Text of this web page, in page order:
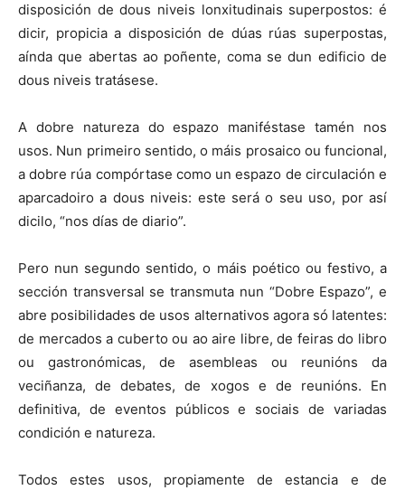
disposición de dous niveis lonxitudinais superpostos: é
dicir, propicia a disposición de dúas rúas superpostas,
aínda que abertas ao poñente, coma se dun edificio de
dous niveis tratásese.
A dobre natureza do espazo maniféstase tamén nos
usos. Nun primeiro sentido, o máis prosaico ou funcional,
a dobre rúa compórtase como un espazo de circulación e
aparcadoiro a dous niveis: este será o seu uso, por así
dicilo, “nos días de diario”.
Pero nun segundo sentido, o máis poético ou festivo, a
sección transversal se transmuta nun “Dobre Espazo”, e
abre posibilidades de usos alternativos agora só latentes:
de mercados a cuberto ou ao aire libre, de feiras do libro
ou gastronómicas, de asembleas ou reunións da
veciñanza, de debates, de xogos e de reunións. En
definitiva, de eventos públicos e sociais de variadas
condición e natureza.
Todos estes usos, propiamente de estancia e de